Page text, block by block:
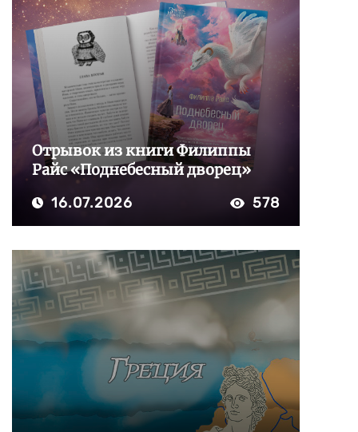
Отрывок из книги Филиппы
Райс «Поднебесный дворец»
16.07.2026 578